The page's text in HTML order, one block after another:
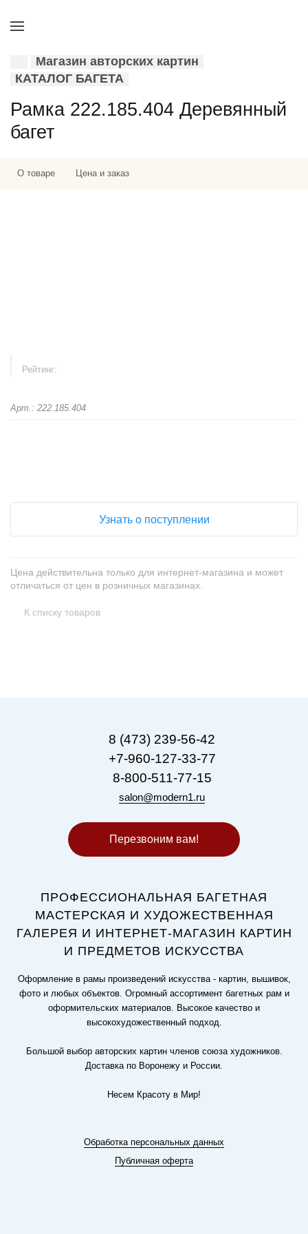
Магазин авторских картин
КАТАЛОГ БАГЕТА
Рамка 222.185.404 Деревянный
багет
О товаре Цена и заказ
Рейтинг:
Арт.: 222.185.404
Узнать о поступлении
Цена действительна только для интернет-магазина и может
отличаться от цен в розничных магазинах.
К списку товаров
8 (473) 239-56-42
+7-960-127-33-77
8-800-511-77-15
salon@modern1.ru
Перезвоним вам!
ПРОФЕССИОНАЛЬНАЯ БАГЕТНАЯ
МАСТЕРСКАЯ И ХУДОЖЕСТВЕННАЯ
ГАЛЕРЕЯ И ИНТЕРНЕТ-МАГАЗИН КАРТИН
И ПРЕДМЕТОВ ИСКУССТВА
Оформление в рамы произведений искусства - картин, вышивок,
фото и любых объектов. Огромный ассортимент багетных рам и
оформительских материалов. Высокое качество и
высокохудожественный подход.
Большой выбор авторских картин членов союза художников.
Доставка по Воронежу и России.
Несем Красоту в Мир!
Обработка персональных данных
Публичная оферта